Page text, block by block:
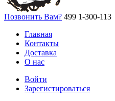
Позвонить Вам? 499 1-300-113
Главная
Контакты
Доставка
О нас
Войти
Зарегистироваться